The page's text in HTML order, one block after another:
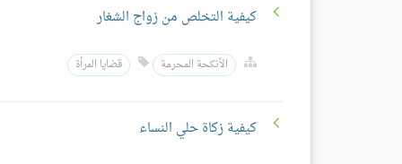
كيفية التخلص من زواج الشغار
الأنكحة المحرمة قضايا المرأة
كيفية زكاة حلي النساء